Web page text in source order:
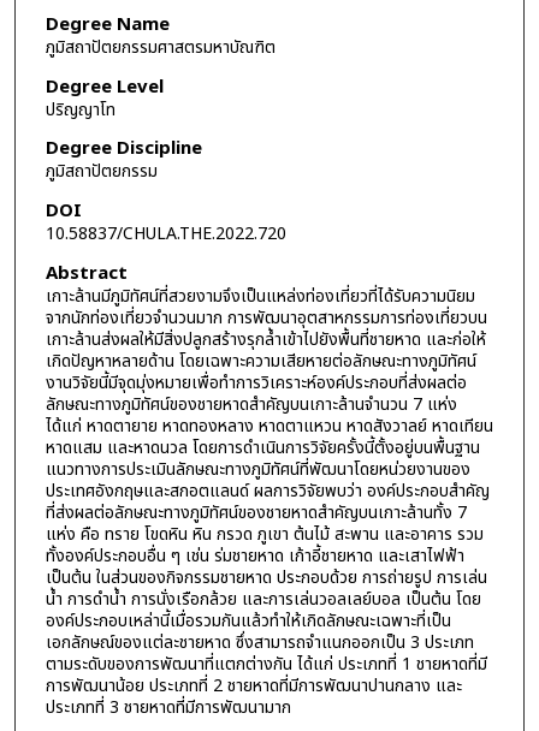
Degree Name
ภูมิสถาปัตยกรรมศาสตรมหาบัณฑิต
Degree Level
ปริญญาโท
Degree Discipline
ภูมิสถาปัตยกรรม
DOI
10.58837/CHULA.THE.2022.720
Abstract
เกาะล้านมีภูมิทัศน์ที่สวยงามจึงเป็นแหล่งท่องเที่ยวที่ได้รับความนิยม
จากนักท่องเที่ยวจำนวนมาก การพัฒนาอุตสาหกรรมการท่องเที่ยวบน
เกาะล้านส่งผลให้มีสิ่งปลูกสร้างรุกล้ำเข้าไปยังพื้นที่ชายหาด และก่อให้
เกิดปัญหาหลายด้าน โดยเฉพาะความเสียหายต่อลักษณะทางภูมิทัศน์
งานวิจัยนี้มีจุดมุ่งหมายเพื่อทำการวิเคราะห์องค์ประกอบที่ส่งผลต่อ
ลักษณะทางภูมิทัศน์ของชายหาดสำคัญบนเกาะล้านจำนวน 7 แห่ง
ได้แก่ หาดตายาย หาดทองหลาง หาดตาแหวน หาดสังวาลย์ หาดเทียน
หาดแสม และหาดนวล โดยการดำเนินการวิจัยครั้งนี้ตั้งอยู่บนพื้นฐาน
แนวทางการประเมินลักษณะทางภูมิทัศน์ที่พัฒนาโดยหน่วยงานของ
ประเทศอังกฤษและสกอตแลนด์ ผลการวิจัยพบว่า องค์ประกอบสำคัญ
ที่ส่งผลต่อลักษณะทางภูมิทัศน์ของชายหาดสำคัญบนเกาะล้านทั้ง 7
แห่ง คือ ทราย โขดหิน หิน กรวด ภูเขา ต้นไม้ สะพาน และอาคาร รวม
ทั้งองค์ประกอบอื่น ๆ เช่น ร่มชายหาด เก้าอี้ชายหาด และเสาไฟฟ้า
เป็นต้น ในส่วนของกิจกรรมชายหาด ประกอบด้วย การถ่ายรูป การเล่น
น้ำ การดำน้ำ การนั่งเรือกล้วย และการเล่นวอลเลย์บอล เป็นต้น โดย
องค์ประกอบเหล่านี้เมื่อรวมกันแล้วทำให้เกิดลักษณะเฉพาะที่เป็น
เอกลักษณ์ของแต่ละชายหาด ซึ่งสามารถจำแนกออกเป็น 3 ประเภท
ตามระดับของการพัฒนาที่แตกต่างกัน ได้แก่ ประเภทที่ 1 ชายหาดที่มี
การพัฒนาน้อย ประเภทที่ 2 ชายหาดที่มีการพัฒนาปานกลาง และ
ประเภทที่ 3 ชายหาดที่มีการพัฒนามาก